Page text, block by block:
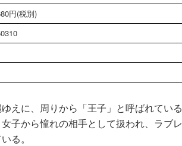
円(税別)
えに、周りから「王子」と呼ばれている
子から憧れの相手として扱われ、ラブレ
いる。
白魔女
年１
んが通
）
法 ６年１組 黒魔
（１７）